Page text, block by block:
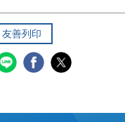
友善列印